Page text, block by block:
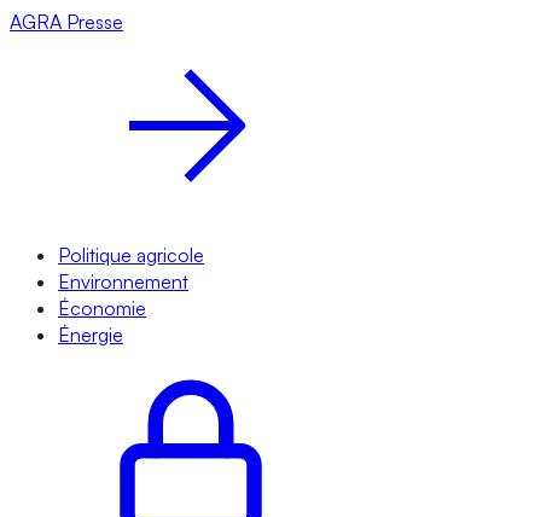
AGRA Presse
Politique agricole
Environnement
Économie
Énergie